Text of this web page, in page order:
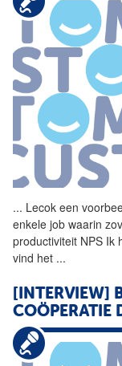
... Lecok een
enkele job waarin
productiviteit NPS Ik
vind het ...
[INTERVIEW]
COÖPERATIE